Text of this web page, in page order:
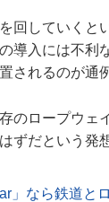
回していくと
導入には不利
されるのが通
のロープウェ
ずだという発
」なら鉄道と